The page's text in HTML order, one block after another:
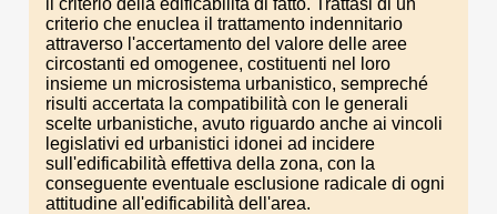
criterio che enuclea il trattamento indennitario
attraverso l'accertamento del valore delle aree
circostanti ed omogenee, costituenti nel loro
insieme un microsistema urbanistico, sempreché
risulti accertata la compatibilità con le generali
scelte urbanistiche, avuto riguardo anche ai vincoli
legislativi ed urbanistici idonei ad incidere
sull'edificabilità effettiva della zona, con la
conseguente eventuale esclusione radicale di ogni
attitudine all'edificabilità dell'area.